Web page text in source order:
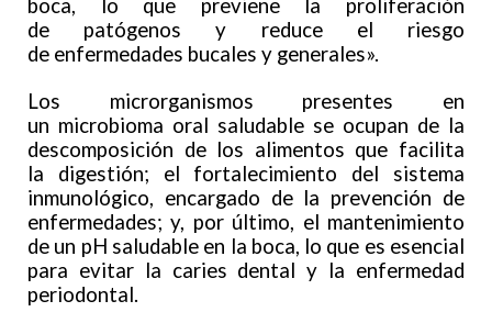
boca, lo que previene la proliferación
de patógenos y reduce el riesgo
de enfermedades bucales y generales».
Los microrganismos presentes en
un microbioma oral saludable se ocupan de la
descomposición de los alimentos que facilita
la digestión; el fortalecimiento del sistema
inmunológico, encargado de la prevención de
enfermedades; y, por último, el mantenimiento
de un pH saludable en la boca, lo que es esencial
para evitar la caries dental y la enfermedad
periodontal.